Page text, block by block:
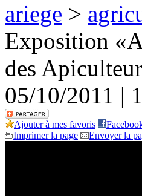
ariege >
Exposition
des
05/10/2011 |
Ajouter à mes favoris
Imprimer la page
Envoyer la